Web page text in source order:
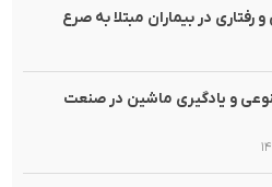
در بیماران مبتلا به صرع
و یادگیری ماشین در صنعت